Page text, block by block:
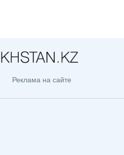
Реклама на сайте